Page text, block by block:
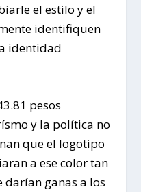
el estilo y el
identifiquen
identidad
pesos
y la política no
que el logotipo
a ese color tan
darían ganas a los